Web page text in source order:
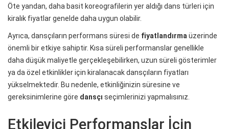
Öte yandan, daha basit koreografilerin yer aldığı dans türleri için
kiralık fiyatlar genelde daha uygun olabilir.
Ayrıca, dansçıların performans süresi de fiyatlandırma üzerinde
önemli bir etkiye sahiptir. Kısa süreli performanslar genellikle
daha düşük maliyetle gerçekleşebilirken, uzun süreli gösterimler
ya da özel etkinlikler için kiralanacak dansçıların fiyatları
yükselmektedir. Bu nedenle, etkinliğinizin süresine ve
gereksinimlerine göre dansçı seçimlerinizi yapmalısınız.
Etkileyici Performanslar İçin